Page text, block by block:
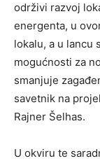
održivi razvoj
energenta, u
lokalu, a u lancu
mogućnosti za
smanjuje
savetnik na
Rajner Šelhas.
U okviru te